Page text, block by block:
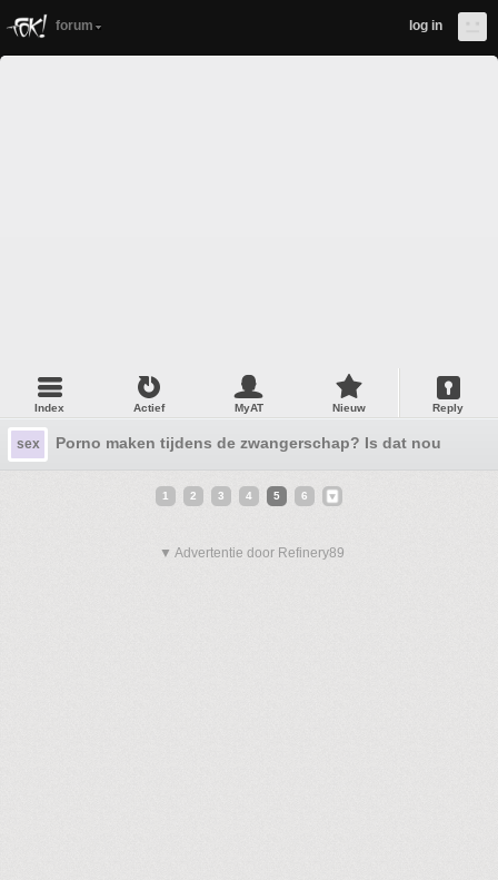
forum log in
Index Actief MyAT Nieuw Reply
sex Porno maken tijdens de zwangerschap? Is dat nou wel
1 2 3 4 5 6
▼ Advertentie door Refinery89